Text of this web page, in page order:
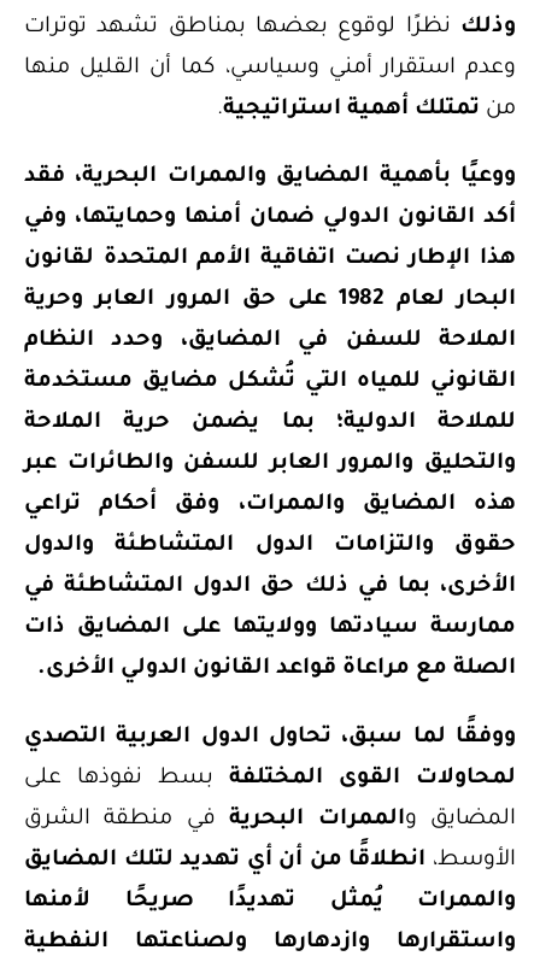
وذلكنظرًا لوقوع بعضها بمناطق تشهد توترات
وعدم استقرار أمني وسياسي، كما أن القليل منها
منتمتلك أهمية استراتيجية.
ووعيًا بأهمية المضايق والممرات البحرية، فقد
أكد القانون الدولي ضمان أمنها وحمايتها، وفي
هذا الإطار نصت اتفاقية الأمم المتحدة لقانون
البحار لعام 1982 على حق المرور العابر وحرية
الملاحة للسفن في المضايق، وحدد النظام
القانوني للمياه التي تُشكل مضايق مستخدمة
للملاحة الدولية؛ بما يضمن حرية الملاحة
والتحليق والمرور العابر للسفن والطائرات عبر
هذه المضايق والممرات، وفق أحكام تراعي
حقوق والتزامات الدول المتشاطئة والدول
الأخرى، بما في ذلك حق الدول المتشاطئة في
ممارسة سيادتها وولايتها على المضايق ذات
الصلة مع مراعاة قواعد القانون الدولي الأخرى.
ووفقًا لما سبق، تحاول الدول العربية التصدي
لمحاولات القوى المختلفةبسط نفوذها على
المضايق و الممرات البحريةفي منطقة الشرق
الأوسط،انطلاقًا من أن أي تهديد لتلك المضايق
والممرات يُمثل تهديدًا صريحًا لأمنها
واستقرارها وازدهارها ولصناعتها النفطية